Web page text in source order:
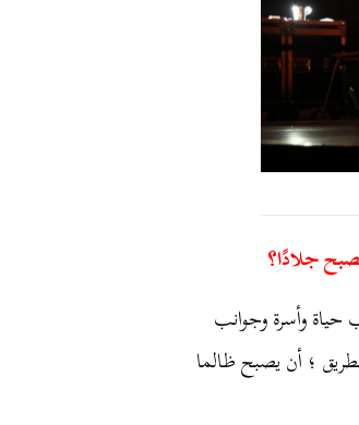
جلادًا؟
وأسرة وجوانب
؛ أن يصبح ظالما